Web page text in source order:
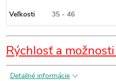
Veľkosti 35 - 46
Rýchlosť a
Detailné informácie